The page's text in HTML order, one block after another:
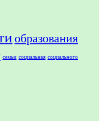
образования
семьи социальная социального